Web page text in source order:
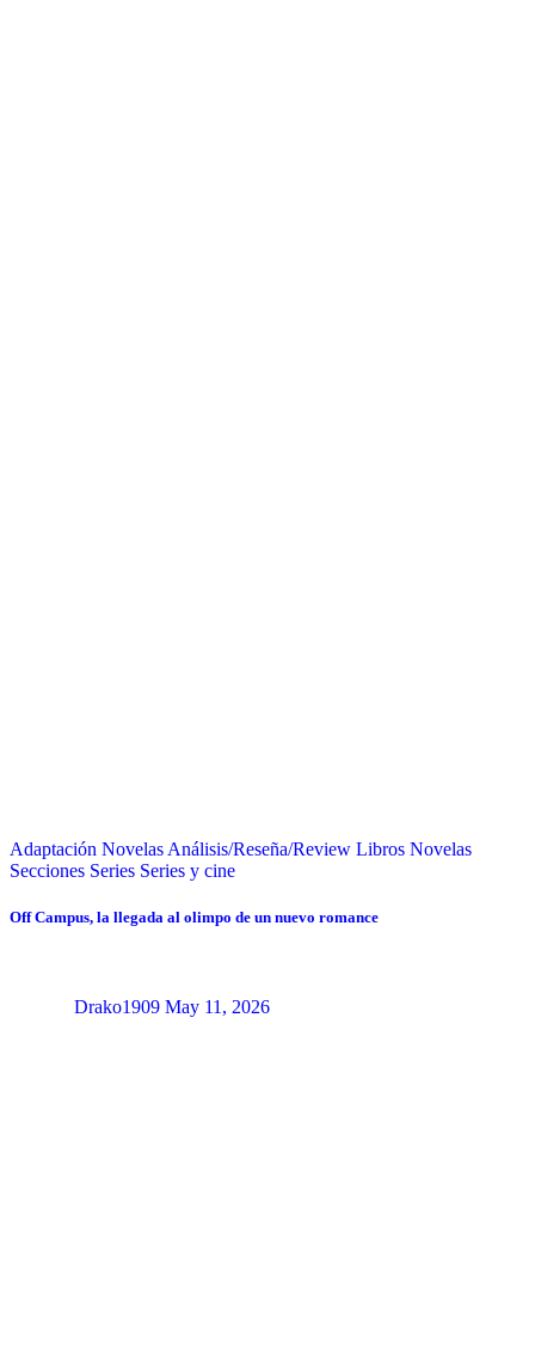
Adaptación Novelas Análisis/Reseña/Review Libros Novelas
Secciones Series Series y cine
Off Campus, la llegada al olimpo de un nuevo romance
Drako1909 May 11, 2026